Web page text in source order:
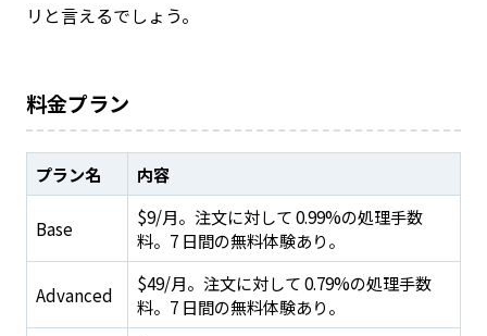
リと言えるでしょう。
料金プラン
プラン名 内容
Base
$9/月。注文に対して 0.99%の処理手数
料。7 日間の無料体験あり。
Advanced
$49/月。注文に対して 0.79%の処理手数
料。7 日間の無料体験あり。